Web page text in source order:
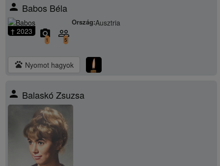
person Babos Béla
† 2023
Ország:Ausztria
camera_alt
1
people_outline
5
pets Nyomot hagyok
person Balaskó Zsuzsa